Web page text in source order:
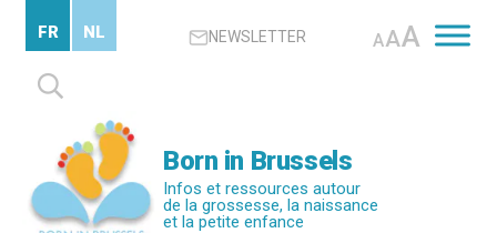
contenu
principal
NEWSLETTER AAA
Rechercher :
FR NL
Born in Brussels
Infos et ressources autour
de la grossesse, la naissance
et la petite enfance